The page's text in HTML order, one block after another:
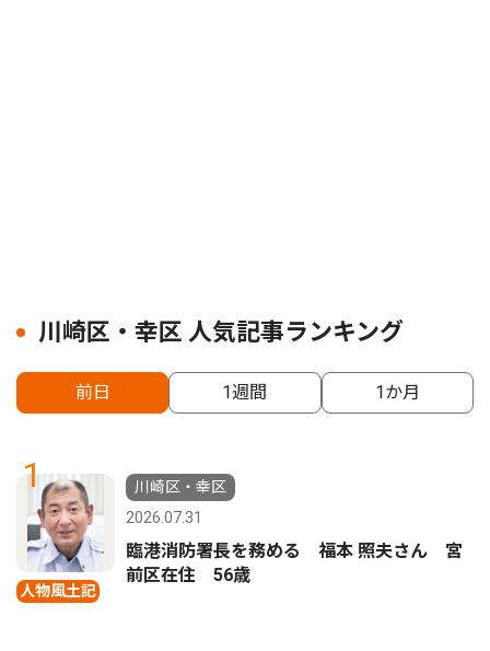
川崎区・幸区 人気記事ランキング
前日 1週間 1か月
1
人物風土記
川崎区・幸区
2026.07.31
臨港消防署長を務める 福本 照夫さん 宮
前区在住 56歳